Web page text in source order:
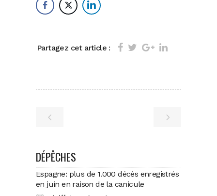
Partagez cet article :
DÉPÊCHES
Espagne: plus de 1.000 décès enregistrés
en juin en raison de la canicule